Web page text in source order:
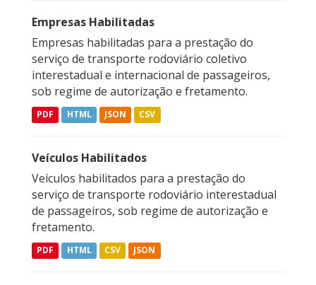
Empresas Habilitadas
Empresas habilitadas para a prestação do
serviço de transporte rodoviário coletivo
interestadual e internacional de passageiros,
sob regime de autorização e fretamento.
PDF HTML JSON CSV
Veículos Habilitados
Veículos habilitados para a prestação do
serviço de transporte rodoviário interestadual
de passageiros, sob regime de autorização e
fretamento.
PDF HTML CSV JSON